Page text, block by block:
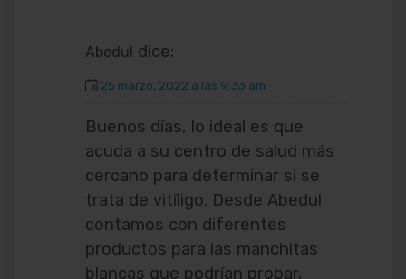
Abedul dice:
25 marzo, 2022 a las 9:33 am
Buenos días, lo ideal es que
acuda a su centro de salud más
cercano para determinar si se
trata de vitíligo. Desde Abedul
contamos con diferentes
productos para las manchitas
blancas que podrían probar,